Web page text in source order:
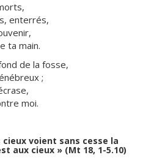
enterrés,
ta main.
de la fosse,
;
moi.
voient sans cesse la
aux cieux » (Mt 18, 1-5.10)